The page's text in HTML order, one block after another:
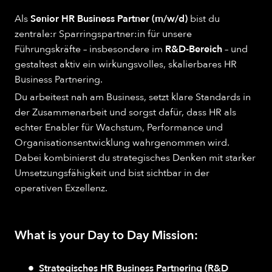
AlsSenior HR Business Partner (m/w/d) bist du
zentrale:r Sparringspartner:in für unsere
Führungskräfte – insbesondere im R&D-Bereich– und
gestaltest aktiv ein wirkungsvolles, skalierbares HR
Business Partnering.
Du arbeitest nah am Business, setzt klare Standards in
der Zusammenarbeit und sorgst dafür, dass HR als
echter Enabler für Wachstum, Performance und
Organisationsentwicklung wahrgenommen wird.
Dabei kombinierst du strategisches Denken mit starker
Umsetzungsfähigkeit und bist sichtbar in der
operativen Exzellenz.
What is your Day to Day Mission:
Strategisches HR Business Partnering (R&D